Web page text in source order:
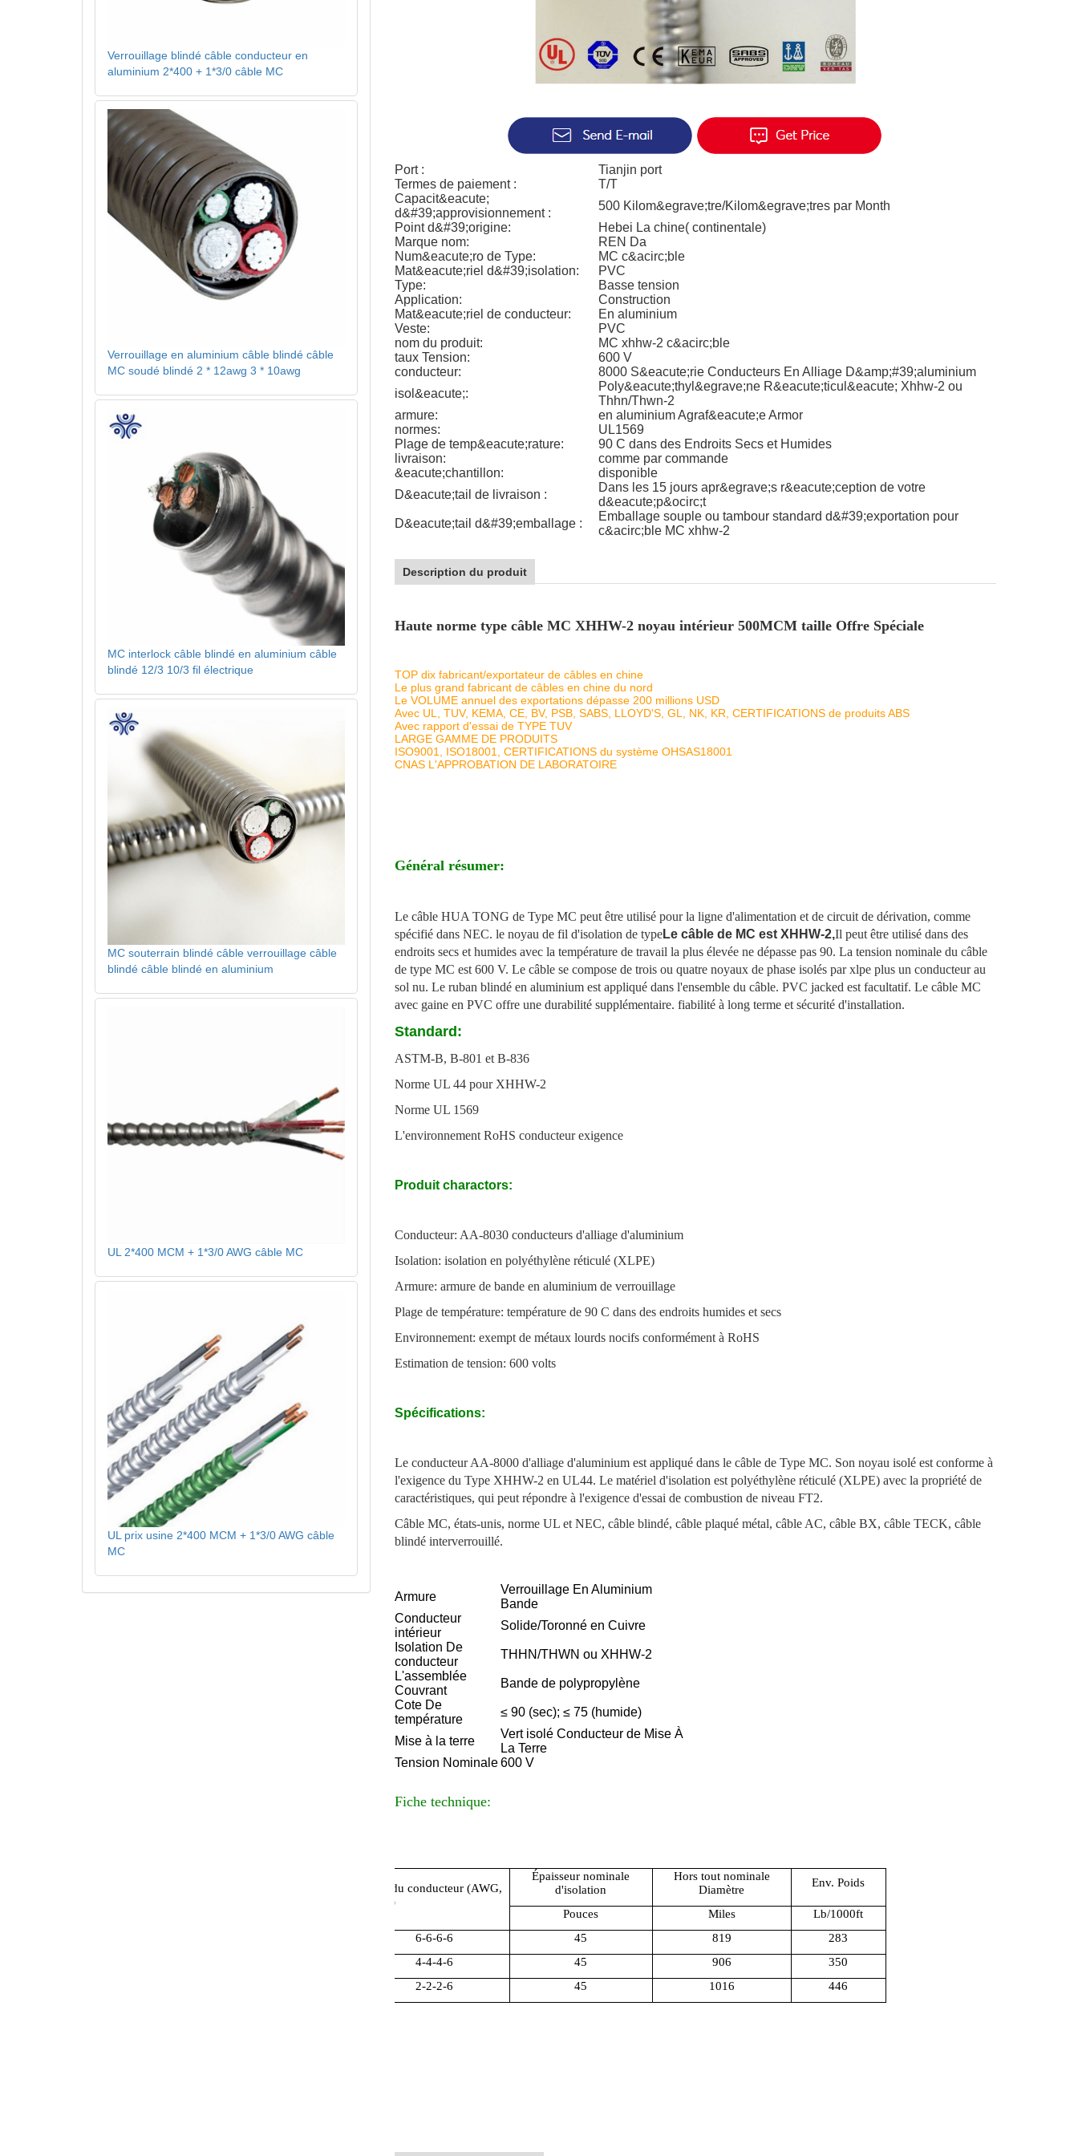
Port :
Tianjin port
Termes de paiement :
T/T
Capacit&eacute;
d&#39;approvisionnement :
500 Kilom&egrave;tre/Kilom&egrave;tres par Month
Point d&#39;origine:
Hebei La chine( continentale)
Marque nom:
REN Da
Num&eacute;ro de Type:
MC c&acirc;ble
Mat&eacute;riel d&#39;isolation:
PVC
Type:
Basse tension
Application:
Construction
Mat&eacute;riel de conducteur:
En aluminium
Veste:
PVC
nom du produit:
MC xhhw-2 c&acirc;ble
taux Tension:
600 V
conducteur:
8000 S&eacute;rie Conducteurs En Alliage D&amp;#39;aluminium
isol&eacute;:
Poly&eacute;thyl&egrave;ne R&eacute;ticul&eacute; Xhhw-2 ou
Thhn/Thwn-2
armure:
en aluminium Agraf&eacute;e Armor
normes:
UL1569
Plage de temp&eacute;rature:
90 C dans des Endroits Secs et Humides
livraison:
comme par commande
&eacute;chantillon:
disponible
D&eacute;tail de livraison :
Dans les 15 jours apr&egrave;s r&eacute;ception de votre
d&eacute;p&ocirc;t
D&eacute;tail d&#39;emballage :
Emballage souple ou tambour standard d&#39;exportation pour
c&acirc;ble MC xhhw-2
Description du produit
Haute norme type câble MC XHHW-2 noyau intérieur 500MCM taille Offre Spéciale
TOP dix fabricant/exportateur de câbles en chine
Le plus grand fabricant de câbles en chine du nord
Le VOLUME annuel des exportations dépasse 200 millions USD
Avec UL, TUV, KEMA, CE, BV, PSB, SABS, LLOYD'S, GL, NK, KR, CERTIFICATIONS de produits ABS
Avec rapport d'essai de TYPE TUV
LARGE GAMME DE PRODUITS
ISO9001, ISO18001, CERTIFICATIONS du système OHSAS18001
CNAS L'APPROBATION DE LABORATOIRE
Général résumer:
Le câble HUA TONG de Type MC peut être utilisé pour la ligne d'alimentation et de circuit de dérivation, comme
spécifié dans NEC. le noyau de fil d'isolation de typeLe câble de MC est XHHW-2,Il peut être utilisé dans des
endroits secs et humides avec la température de travail la plus élevée ne dépasse pas 90. La tension nominale du câble
de type MC est 600 V. Le câble se compose de trois ou quatre noyaux de phase isolés par xlpe plus un conducteur au
sol nu. Le ruban blindé en aluminium est appliqué dans l'ensemble du câble. PVC jacked est facultatif. Le câble MC
avec gaine en PVC offre une durabilité supplémentaire. fiabilité à long terme et sécurité d'installation.
Standard:
ASTM-B, B-801 et B-836
Norme UL 44 pour XHHW-2
Norme UL 1569
L'environnement RoHS conducteur exigence
Produit charactors:
Conducteur: AA-8030 conducteurs d'alliage d'aluminium
Isolation: isolation en polyéthylène réticulé (XLPE)
Armure: armure de bande en aluminium de verrouillage
Plage de température: température de 90 C dans des endroits humides et secs
Environnement: exempt de métaux lourds nocifs conformément à RoHS
Estimation de tension: 600 volts
Spécifications:
Le conducteur AA-8000 d'alliage d'aluminium est appliqué dans le câble de Type MC. Son noyau isolé est conforme à
l'exigence du Type XHHW-2 en UL44. Le matériel d'isolation est polyéthylène réticulé (XLPE) avec la propriété de
caractéristiques, qui peut répondre à l'exigence d'essai de combustion de niveau FT2.
Câble MC, états-unis, norme UL et NEC, câble blindé, câble plaqué métal, câble AC, câble BX, câble TECK, câble
blindé interverrouillé.
Armure
Verrouillage En Aluminium
Bande
Conducteur
intérieur
Solide/Toronné en Cuivre
Isolation De
conducteur
THHN/THWN ou XHHW-2
L'assemblée
Couvrant
Bande de polypropylène
Cote De
température
≤ 90 (sec); ≤ 75 (humide)
Mise à la terre
Vert isolé Conducteur de Mise À
La Terre
Tension Nominale600 V
Fiche technique:
Taille du conducteur (AWG,
Kcmil)
Épaisseur nominale
d'isolation
Hors tout nominale
Diamètre
Env. Poids
Pouces Miles
Lb/1000ft
6-6-6-6
45 819
283
4-4-4-6
45 906
350
2-2-2-6
45 1016 446
Verrouillage blindé câble conducteur en
aluminium 2*400 + 1*3/0 câble MC
Verrouillage en aluminium câble blindé câble
MC soudé blindé 2 * 12awg 3 * 10awg
MC interlock câble blindé en aluminium câble
blindé 12/3 10/3 fil électrique
MC souterrain blindé câble verrouillage câble
blindé câble blindé en aluminium
UL 2*400 MCM + 1*3/0 AWG câble MC
UL prix usine 2*400 MCM + 1*3/0 AWG câble
MC